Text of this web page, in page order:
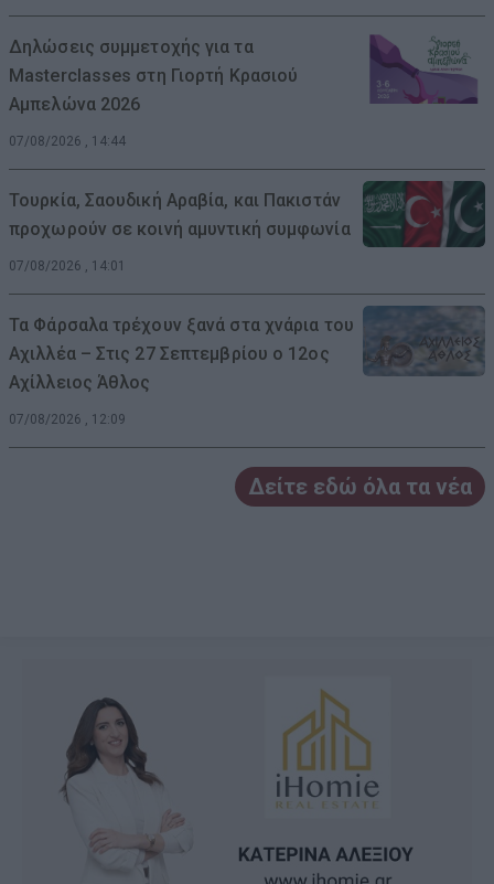
Δηλώσεις συμμετοχής για τα
Masterclasses στη Γιορτή Κρασιού
Αμπελώνα 2026
07/08/2026 , 14:44
Τουρκία, Σαουδική Αραβία, και Πακιστάν
προχωρούν σε κοινή αμυντική συμφωνία
07/08/2026 , 14:01
Τα Φάρσαλα τρέχουν ξανά στα χνάρια του
Αχιλλέα – Στις 27 Σεπτεμβρίου ο 12ος
Αχίλλειος Άθλος
07/08/2026 , 12:09
Δείτε εδώ όλα τα νέα